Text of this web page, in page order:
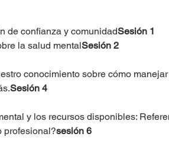
de confianza y comunidadSesión 1
la salud mentalSesión 2
conocimiento sobre cómo
Sesión 4
y los recursos disponibles:
profesional?sesión 6